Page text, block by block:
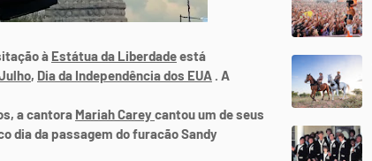
à Estátua da Liberdadeestá
, Dia da Independência dos EUA . A
a cantora Mariah Careycantou um de seus
dia da passagem do furacão Sandy